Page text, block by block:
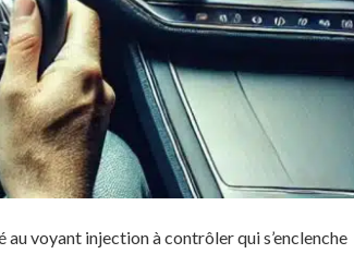
voyant injection à contrôler qui s’enclenche